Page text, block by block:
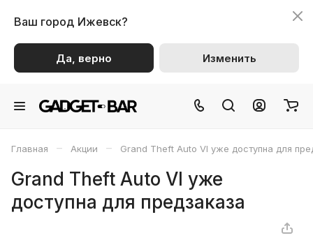
Ваш город Ижевск?
Да, верно Изменить
Главная – Акции – Grand Theft Auto VI уже доступна для
Grand Theft Auto VI уже
доступна для предзаказа